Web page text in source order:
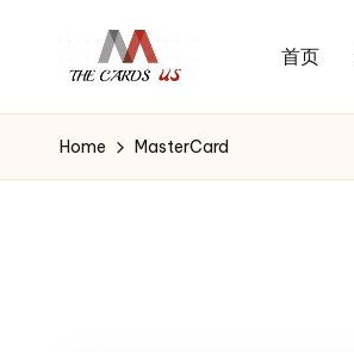
U
S
C
cards
of
首页
Home MasterCard